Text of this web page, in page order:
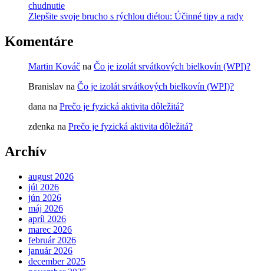
chudnutie
Zlepšite svoje brucho s rýchlou diétou: Účinné tipy a rady
Komentáre
Martin Kováč na Čo je izolát srvátkových bielkovín (WPI)?
Branislav na Čo je izolát srvátkových bielkovín (WPI)?
dana na Prečo je fyzická aktivita dôležitá?
zdenka na Prečo je fyzická aktivita dôležitá?
Archív
august 2026
júl 2026
jún 2026
máj 2026
apríl 2026
marec 2026
február 2026
január 2026
december 2025